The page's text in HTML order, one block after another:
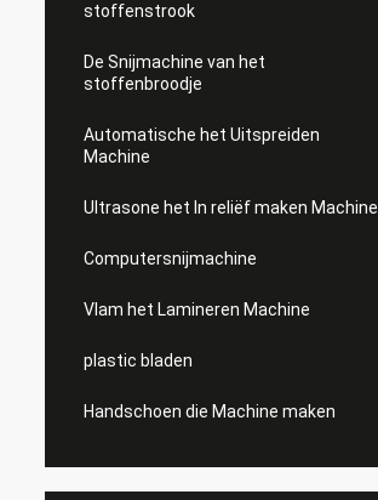
stoffenstrook
De Snijmachine van het
stoffenbroodje
Automatische het Uitspreiden
Machine
Ultrasone het In reliëf maken Machine
Computersnijmachine
Vlam het Lamineren Machine
plastic bladen
Handschoen die Machine maken